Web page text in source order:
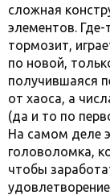
сложная
элементов. Где-
тормозит,
по новой,
получившаяся
от хаоса, а
(да и то по
На самом деле
головоломка,
чтобы